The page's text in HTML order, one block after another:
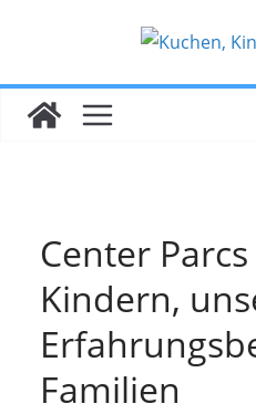
Center
Kindern,
Familien